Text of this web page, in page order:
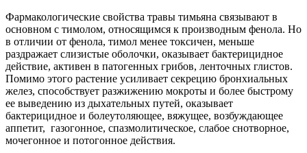
Фармакологические свойства травы тимьяна связывают в
основном с тимолом, относящимся к производным фенола. Но
в отличии от фенола, тимол менее токсичен, меньше
раздражает слизистые оболочки, оказывает бактерицидное
действие, активен в патогенных грибов, ленточных глистов.
Помимо этого растение усиливает секрецию бронхиальных
желез, способствует разжижению мокроты и более быстрому
ее выведению из дыхательных путей, оказывает
бактерицидное и болеутоляющее, вяжущее, возбуждающее
аппетит, газогонное, спазмолитическое, слабое снотворное,
мочегонное и потогонное действия.